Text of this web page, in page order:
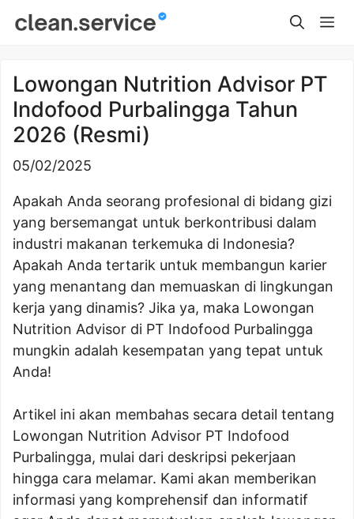
Lowongan Nutrition Advisor PT
Indofood Purbalingga Tahun
2026 (Resmi)
05/02/2025
Apakah Anda seorang profesional di bidang gizi
yang bersemangat untuk berkontribusi dalam
industri makanan terkemuka di Indonesia?
Apakah Anda tertarik untuk membangun karier
yang menantang dan memuaskan di lingkungan
kerja yang dinamis? Jika ya, maka Lowongan
Nutrition Advisor di PT Indofood Purbalingga
mungkin adalah kesempatan yang tepat untuk
Anda!
Artikel ini akan membahas secara detail tentang
Lowongan Nutrition Advisor PT Indofood
Purbalingga, mulai dari deskripsi pekerjaan
hingga cara melamar. Kami akan memberikan
informasi yang komprehensif dan informatif